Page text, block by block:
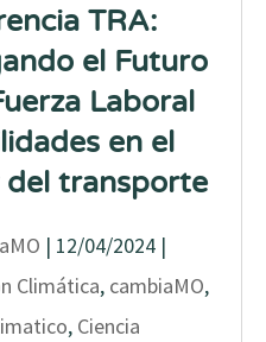
TRA:
el Futuro
Laboral
en el
del transporte
| 12/04/2024 |
Climática, cambiaMO,
, Ciencia